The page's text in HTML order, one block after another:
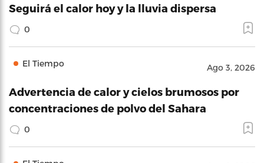
Seguirá el calor hoy y la lluvia dispersa
0
El Tiempo Ago 3, 2026
Advertencia de calor y cielos brumosos por
concentraciones de polvo del Sahara
0